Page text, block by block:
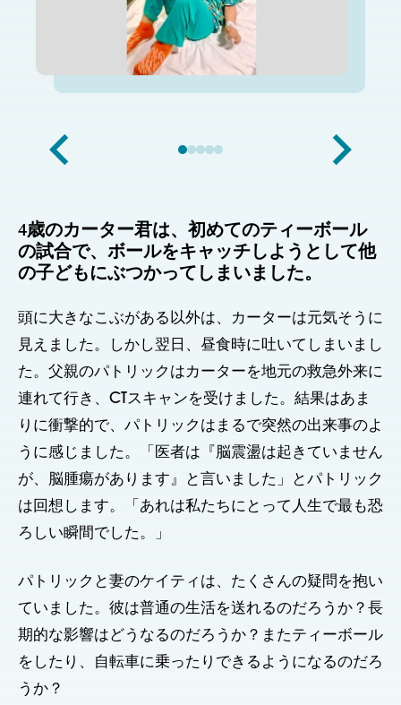
4歳のカーター君は、初めてのティーボール
の試合で、ボールをキャッチしようとして他
の子どもにぶつかってしまいました。
頭に大きなこぶがある以外は、カーターは元気そうに
見えました。しかし翌日、昼食時に吐いてしまいまし
た。父親のパトリックはカーターを地元の救急外来に
連れて行き、CTスキャンを受けました。結果はあま
りに衝撃的で、パトリックはまるで突然の出来事のよ
うに感じました。「医者は『脳震盪は起きていません
が、脳腫瘍があります』と言いました」とパトリック
は回想します。「あれは私たちにとって人生で最も恐
ろしい瞬間でした。」
パトリックと妻のケイティは、たくさんの疑問を抱い
ていました。彼は普通の生活を送れるのだろうか？長
期的な影響はどうなるのだろうか？またティーボール
をしたり、自転車に乗ったりできるようになるのだろ
うか？